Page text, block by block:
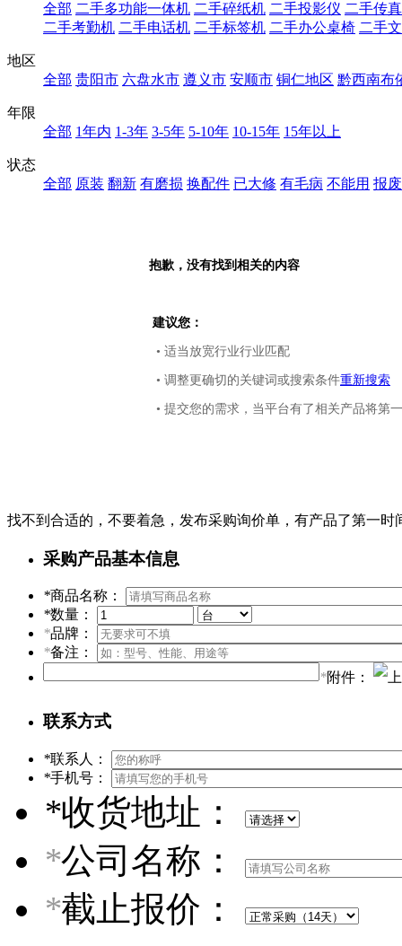
全部 二手多功能一体机 二手碎纸机 二手投影仪 二手传
二手考勤机 二手电话机 二手标签机 二手办公桌椅 二手
地区
全部 贵阳市 六盘水市 遵义市 安顺市 铜仁地区 黔西南布
年限
全部 1年内 1-3年 3-5年 5-10年 10-15年 15年以上
状态
全部 原装 翻新 有磨损 换配件 已大修 有毛病 不能用 报
抱歉，没有找到相关的内容
建议您：
• 适当放宽行业行业匹配
• 调整更确切的关键词或搜索条件重新搜索
• 提交您的需求，当平台有了相关产品将第
找不到合适的，不要着急，发布采购询价单，有产品了第一时
采购产品基本信息
*商品名称：
*数量：
*品牌：
*备注：
*附件：
联系方式
*联系人：
*手机号：
*收货地址：
*公司名称：
*截止报价：